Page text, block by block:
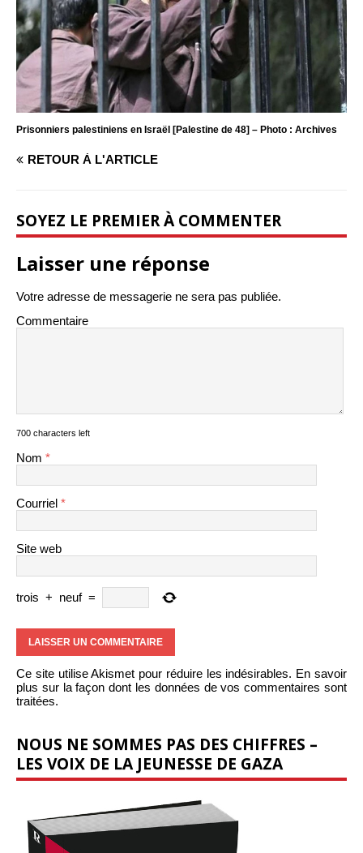
Prisonniers palestiniens en Israël [Palestine de 48] – Photo : Archives
RETOUR À L'ARTICLE
SOYEZ LE PREMIER À COMMENTER
Laisser une réponse
Votre adresse de messagerie ne sera pas publiée.
Commentaire
700 characters left
Nom *
Courriel *
Site web
trois + neuf =
Ce site utilise Akismet pour réduire les indésirables. En savoir
plus sur la façon dont les données de vos commentaires sont
traitées.
NOUS NE SOMMES PAS DES CHIFFRES –
LES VOIX DE LA JEUNESSE DE GAZA